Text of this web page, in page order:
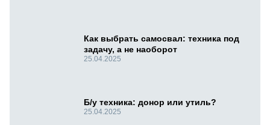
Как выбрать самосвал: техника под
задачу, а не наоборот
25.04.2025
Б/у техника: донор или утиль?
25.04.2025